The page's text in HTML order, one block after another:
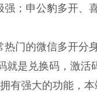
；申公豹多开、
门的微信多开分
就是兑换码，激
有强大的功能，